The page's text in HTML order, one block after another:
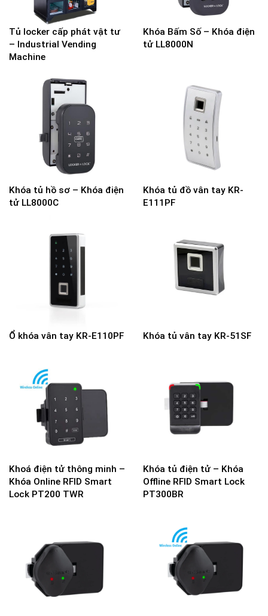
Tủ locker cấp phát vật tư
– Industrial Vending
Machine
Khóa Bấm Số – Khóa điện
tử LL8000N
Khóa tủ hồ sơ – Khóa điện
tử LL8000C
Khóa tủ đồ vân tay KR-
E111PF
Ổ khóa vân tay KR-E110PF Khóa tủ vân tay KR-51SF
Khoá điện tử thông minh –
Khóa Online RFID Smart
Lock PT200 TWR
Khóa tủ điện tử – Khóa
Offline RFID Smart Lock
PT300BR